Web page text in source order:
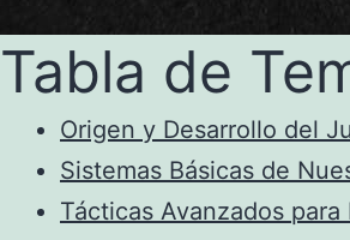
Tabla de
Origen y Desarrollo del
Sistemas Básicas de
Tácticas Avanzados